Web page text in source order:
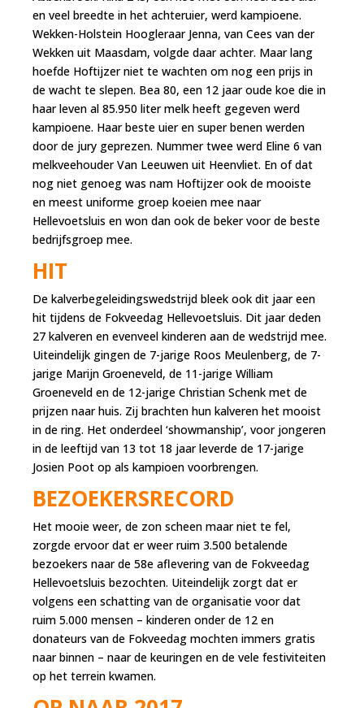
en veel breedte in het achteruier, werd kampioene.
Wekken-Holstein Hoogleraar Jenna, van Cees van der
Wekken uit Maasdam, volgde daar achter. Maar lang
hoefde Hoftijzer niet te wachten om nog een prijs in
de wacht te slepen. Bea 80, een 12 jaar oude koe die in
haar leven al 85.950 liter melk heeft gegeven werd
kampioene. Haar beste uier en super benen werden
door de jury geprezen. Nummer twee werd Eline 6 van
melkveehouder Van Leeuwen uit Heenvliet. En of dat
nog niet genoeg was nam Hoftijzer ook de mooiste
en meest uniforme groep koeien mee naar
Hellevoetsluis en won dan ook de beker voor de beste
bedrijfsgroep mee.
HIT
De kalverbegeleidingswedstrijd bleek ook dit jaar een
hit tijdens de Fokveedag Hellevoetsluis. Dit jaar deden
27 kalveren en evenveel kinderen aan de wedstrijd mee.
Uiteindelijk gingen de 7-jarige Roos Meulenberg, de 7-
jarige Marijn Groeneveld, de 11-jarige William
Groeneveld en de 12-jarige Christian Schenk met de
prijzen naar huis. Zij brachten hun kalveren het mooist
in de ring. Het onderdeel ‘showmanship’, voor jongeren
in de leeftijd van 13 tot 18 jaar leverde de 17-jarige
Josien Poot op als kampioen voorbrengen.
BEZOEKERSRECORD
Het mooie weer, de zon scheen maar niet te fel,
zorgde ervoor dat er weer ruim 3.500 betalende
bezoekers naar de 58e aflevering van de Fokveedag
Hellevoetsluis bezochten. Uiteindelijk zorgt dat er
volgens een schatting van de organisatie voor dat
ruim 5.000 mensen – kinderen onder de 12 en
donateurs van de Fokveedag mochten immers gratis
naar binnen – naar de keuringen en de vele festiviteiten
op het terrein kwamen.